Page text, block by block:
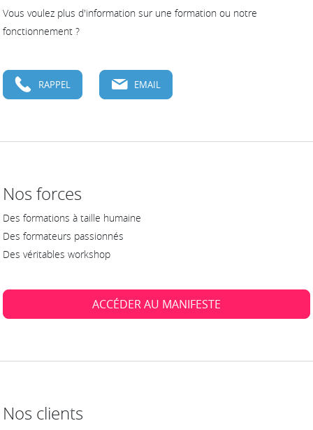
Vous voulez plus d'information sur une formation ou notre
fonctionnement ?
RAPPEL EMAIL
Nos forces
Des formations à taille humaine
Des formateurs passionnés
Des véritables workshop
ACCÉDER AU MANIFESTE
Nos clients